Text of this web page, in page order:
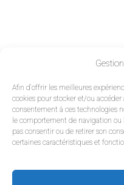
Afin d'offrir les meilleures
cookies pour stocker et/ou
consentement à ces technologies
le comportement de navigation
pas consentir ou de retirer son
certaines caractéristiques et